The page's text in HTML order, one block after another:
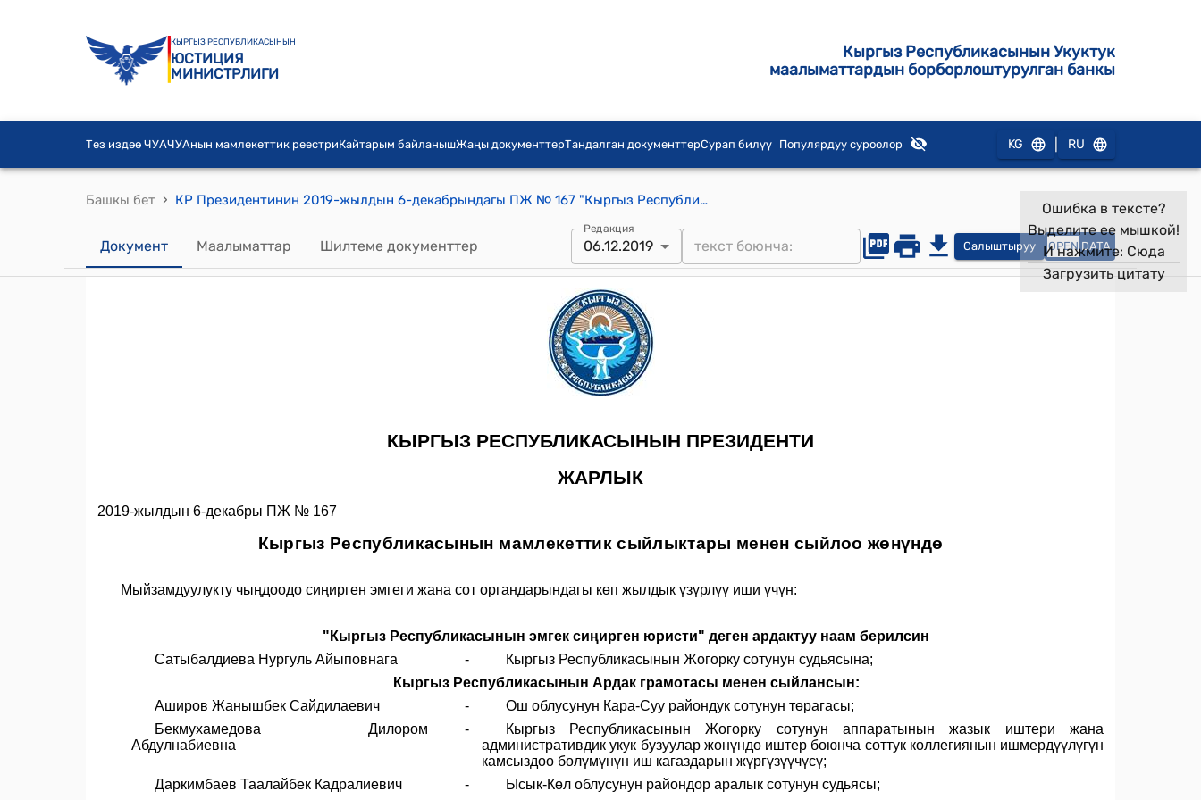
КЫРГЫЗ РЕСПУБЛИКАСЫНЫН
ЮСТИЦИЯ
МИНИСТРЛИГИ
Кыргыз Республикасынын Укуктук
маалыматтардын борборлоштурулган банкы
Тез издөө ЧУАЧУАнын мамлекеттик реестриКайтарым байланышЖаңы документтерТандалган документтерСурап билүү Популярдуу суроолор KG RU
Башкы бет › КР Президентинин 2019-жылдын 6-декабрындагы ПЖ № 167 "Кыргыз Республикасынын мамлекеттик сыйлыктары менен сыйлоо жөнүндө" Жарлыгы
Документ Маалыматтар Шилтеме документтер
Редакция
06.12.2019 Салыштыруу OPEN DATA
Ошибка в тексте?
Выделите ее мышкой!
И нажмите: Сюда
Загрузить цитату